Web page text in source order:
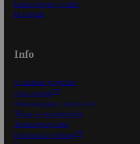
Kaikki ohjeet ja vinkit
In English
Info
S-Business yrityksille
Oiva-raportit
Osuuskauppojen yhteystiedot
Tilaus- ja toimitusehdot
Tietosuojakäytäntö
Palvelun käyttöehdot